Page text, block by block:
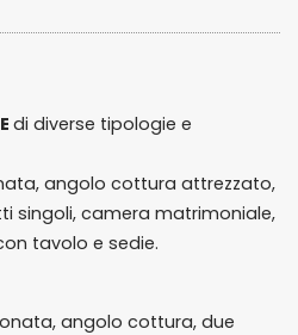
di diverse tipologie e
angolo cottura attrezzato,
singoli, camera matrimoniale,
tavolo e sedie.
angolo cottura, due